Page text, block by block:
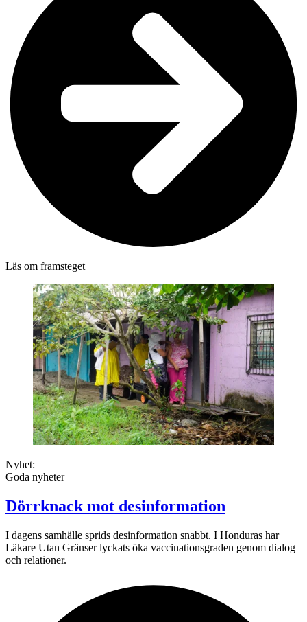
Läs om framsteget
Nyhet:
Goda nyheter
Dörrknack mot desinformation
I dagens samhälle sprids desinformation snabbt. I Honduras har
Läkare Utan Gränser lyckats öka vaccinationsgraden genom dialog
och relationer.